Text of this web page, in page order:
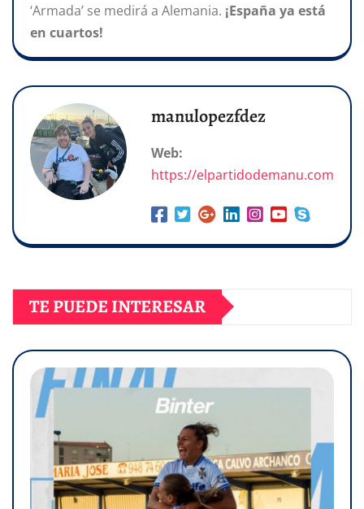
‘Armada’ se medirá a Alemania. ¡España ya está
en cuartos!
manulopezfdez
Web:
https://elpartidodemanu.com
TE PUEDE INTERESAR